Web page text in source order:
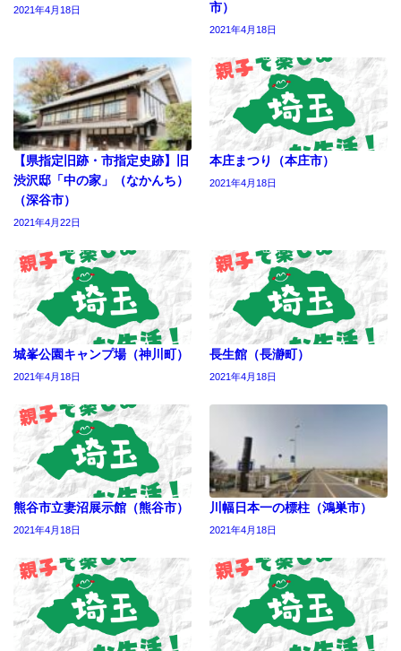
2021年4月18日
市）
2021年4月18日
【県指定旧跡・市指定史跡】旧
渋沢邸「中の家」（なかんち）
（深谷市）
2021年4月22日
本庄まつり（本庄市）
2021年4月18日
城峯公園キャンプ場（神川町）
2021年4月18日
長生館（長瀞町）
2021年4月18日
熊谷市立妻沼展示館（熊谷市）
2021年4月18日
川幅日本一の標柱（鴻巣市）
2021年4月18日